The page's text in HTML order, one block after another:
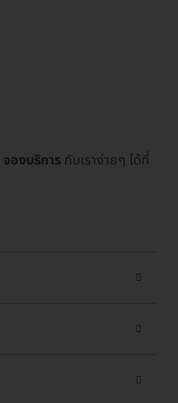
จองบริการ กับเราง่ายๆ ได้ที่